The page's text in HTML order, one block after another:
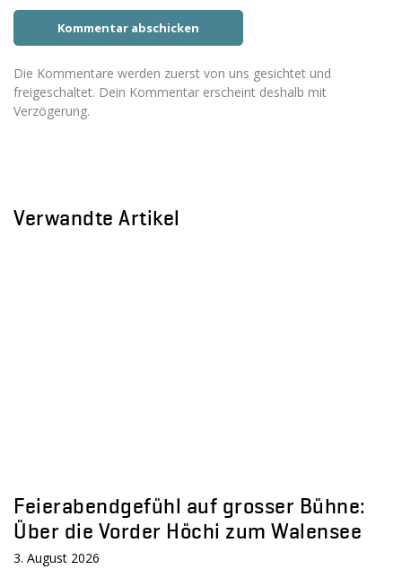
Die Kommentare werden zuerst von uns gesichtet und
freigeschaltet. Dein Kommentar erscheint deshalb mit
Verzögerung.
Verwandte Artikel
Feierabendgefühl auf grosser Bühne:
Über die Vorder Höchi zum Walensee
3. August 2026